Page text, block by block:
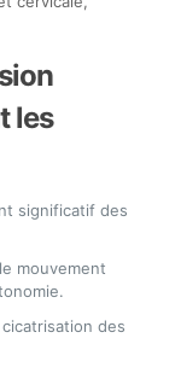
les
significatif des
mouvement
des